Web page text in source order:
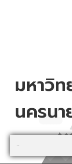
มหาวิ
นครน